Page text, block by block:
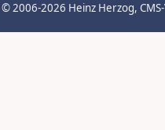
© 2006-2026 Heinz Herzog,